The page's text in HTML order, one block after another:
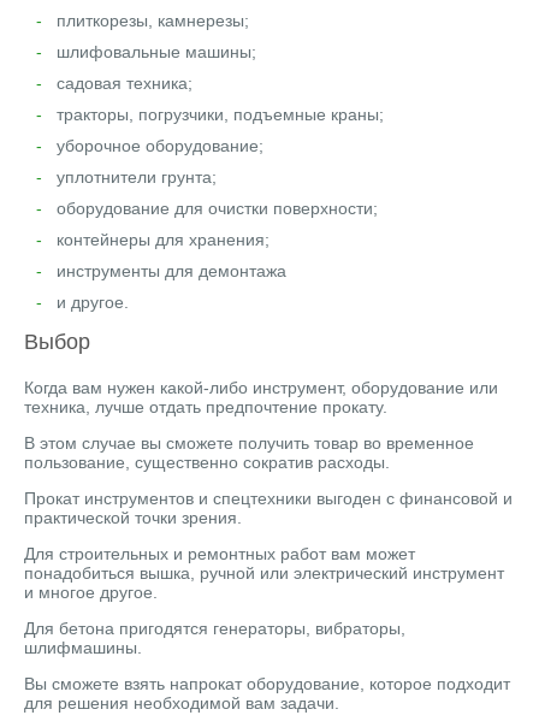
плиткорезы, камнерезы;
шлифовальные машины;
садовая техника;
тракторы, погрузчики, подъемные краны;
уборочное оборудование;
уплотнители грунта;
оборудование для очистки поверхности;
контейнеры для хранения;
инструменты для демонтажа
и другое.
Выбор
Когда вам нужен какой-либо инструмент, оборудование или
техника, лучше отдать предпочтение прокату.
В этом случае вы сможете получить товар во временное
пользование, существенно сократив расходы.
Прокат инструментов и спецтехники выгоден с финансовой и
практической точки зрения.
Для строительных и ремонтных работ вам может
понадобиться вышка, ручной или электрический инструмент
и многое другое.
Для бетона пригодятся генераторы, вибраторы,
шлифмашины.
Вы сможете взять напрокат оборудование, которое подходит
для решения необходимой вам задачи.